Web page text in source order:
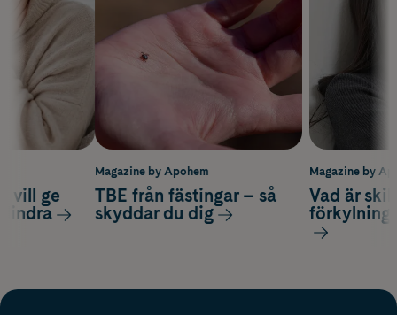
Magazine by
Vad är
förkylning
vill ge
lindra
Magazine by Apohem
TBE från fästingar – så
skyddar du dig